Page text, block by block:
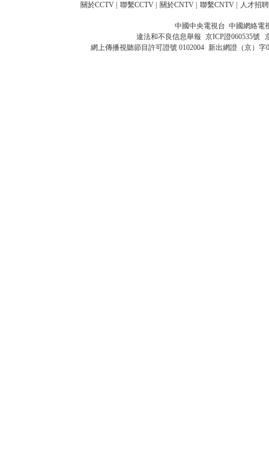
關於CCTV 聯繫CCTV 關於CNTV 聯繫CNTV 人才招聘
中國中央電視台 中國網絡電
違法和不良信息舉報 京ICP證060535號
網上傳播視聽節目許可證號 0102004 新出網證（京）